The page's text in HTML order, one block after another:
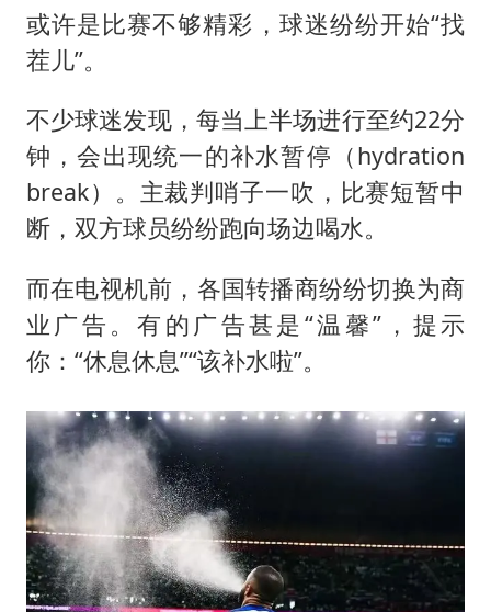
香港宏福苑火灾或由烟头引起
网传《披荆斩棘2026》名单
人民的健康、体质、幸福一脉相承
或许是比赛不够精彩，球迷纷纷开始“找
茬儿”。
不少球迷发现，每当上半场进行至约22分
钟，会出现统一的补水暂停（hydration
break）。主裁判哨子一吹，比赛短暂中
断，双方球员纷纷跑向场边喝水。
而在电视机前，各国转播商纷纷切换为商
业广告。有的广告甚是“温馨”，提示
你：“休息休息”“该补水啦”。